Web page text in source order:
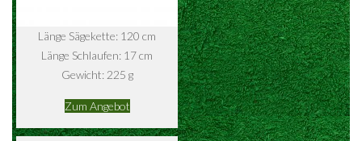
Länge Sägekette: 120 cm
Länge Schlaufen: 17 cm
Gewicht: 225 g
Zum Angebot